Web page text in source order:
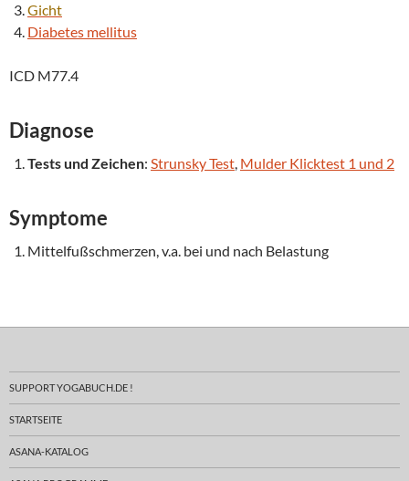
Gicht
Diabetes mellitus
ICD M77.4
Diagnose
Tests und Zeichen: Strunsky Test, Mulder Klicktest 1 und 2
Symptome
Mittelfußschmerzen, v.a. bei und nach Belastung
SUPPORT YOGABUCH.DE !
STARTSEITE
ASANA-KATALOG